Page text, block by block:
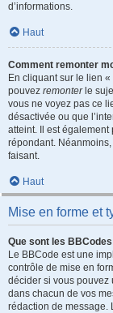
d’informations.
Haut
Comment remonter
En cliquant sur le lien
pouvez remonterle
vous ne voyez pas ce
désactivée ou que
atteint. Il est
répondant.
faisant.
Haut
Mise en forme et
Que sont les
Le BBCode est une
contrôle de mise en
décider si vous pouvez
dans chacun de vos
rédaction de message.